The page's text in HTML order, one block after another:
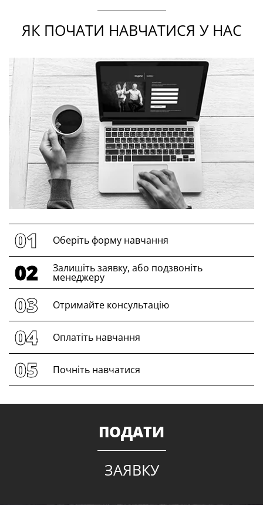
ЯК ПОЧАТИ НАВЧАТИСЯ У НАС
Оберіть форму навчання
Залишіть заявку, або подзвоніть
менеджеру
Отримайте консультацію
Оплатіть навчання
Почніть навчатися
ПОДАТИ
ЗАЯВКУ